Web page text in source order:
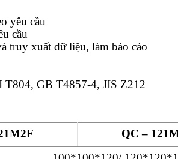
yêu cầu
cầu
truy xuất dữ liệu, làm báo cáo
GB T4857-4, JIS Z212
QC –